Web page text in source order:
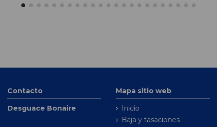
Contacto
Desguace Bonaire
Mapa sitio web
Inicio
Baja y tasaciones